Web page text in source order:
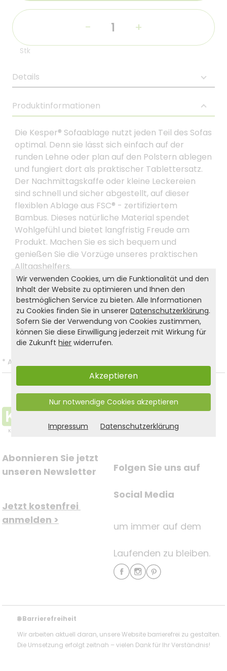
- +
Stk
Details
Produktinformationen
Die Kesper® Sofaablage nutzt jeden Teil des Sofas
optimal. Denn sie lässt sich einfach auf der
runden Lehne oder plan auf den Polstern ablegen
und fungiert dort als praktischer Tablettersatz.
Der Nachmittagskaffe oder kleine Leckereien
sind schnell und sicher abgestellt, auf dieser
flexiblen Ablage aus FSC® - zertifiziertem
Bambus. Dieses natürliche Material spendet
Wohlgefühl und bietet langfristig Freude am
Produkt. Machen Sie es sich bequem und
genießen Sie die Vorzüge unseres praktischen
Alltagshelfers.
Produkt- und Sicherheitshinweise:
Zurück zur Liste
* Alle Preise inkl. gesetzl. MwSt. und zzgl.
Abonnieren Sie jetzt
unseren Newsletter
Jetzt kostenfrei
anmelden >
Folgen Sie uns auf
Social Media
um immer auf dem
Laufenden zu bleiben.
🌐Barrierefreiheit
Wir arbeiten aktuell daran, unsere Website barrierefrei zu gestalten.
Die Umsetzung erfolgt zeitnah – vielen Dank für Ihr Verständnis!
Wir verwenden Cookies, um die Funktionalität und den
Inhalt der Website zu optimieren und Ihnen den
bestmöglichen Service zu bieten. Alle Informationen
zu Cookies finden Sie in unsererDatenschutzerklärung.
Sofern Sie der Verwendung von Cookies zustimmen,
können Sie diese Einwilligung jederzeit mit Wirkung für
die Zukunfthier widerrufen.
Akzeptieren
Nur notwendige Cookies akzeptieren
Impressum Datenschutzerklärung